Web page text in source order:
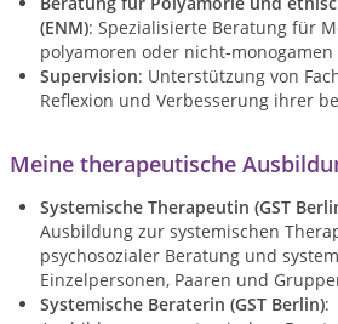
(ENM): Spezialisierte Beratung für
polyamoren oder nicht-
Supervision: Unterstützung von
Reflexion und Verbesserung ihrer
Meine therapeutische
Systemische Therapeutin (GST
Ausbildung zur systemischen
psychosozialer Beratung und
Einzelpersonen, Paaren und
Systemische Beraterin (GST Berlin):